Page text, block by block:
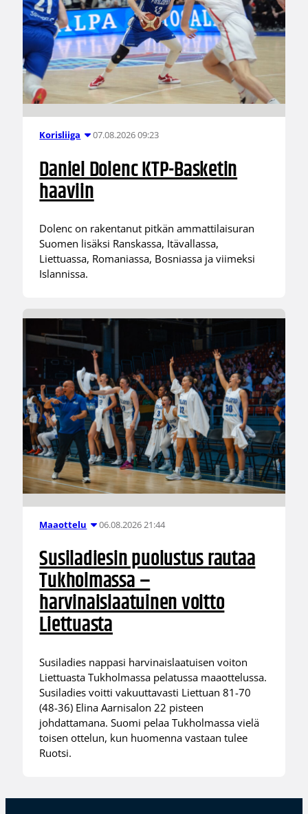
Korisliiga 07.08.2026 09:23
Daniel Dolenc KTP-Basketin
haaviin
Dolenc on rakentanut pitkän ammattilaisuran
Suomen lisäksi Ranskassa, Itävallassa,
Liettuassa, Romaniassa, Bosniassa ja viimeksi
Islannissa.
Maaottelu 06.08.2026 21:44
Susiladiesin puolustus rautaa
Tukholmassa –
harvinaislaatuinen voitto
Liettuasta
Susiladies nappasi harvinaislaatuisen voiton
Liettuasta Tukholmassa pelatussa maaottelussa.
Susiladies voitti vakuuttavasti Liettuan 81-70
(48-36) Elina Aarnisalon 22 pisteen
johdattamana. Suomi pelaa Tukholmassa vielä
toisen ottelun, kun huomenna vastaan tulee
Ruotsi.